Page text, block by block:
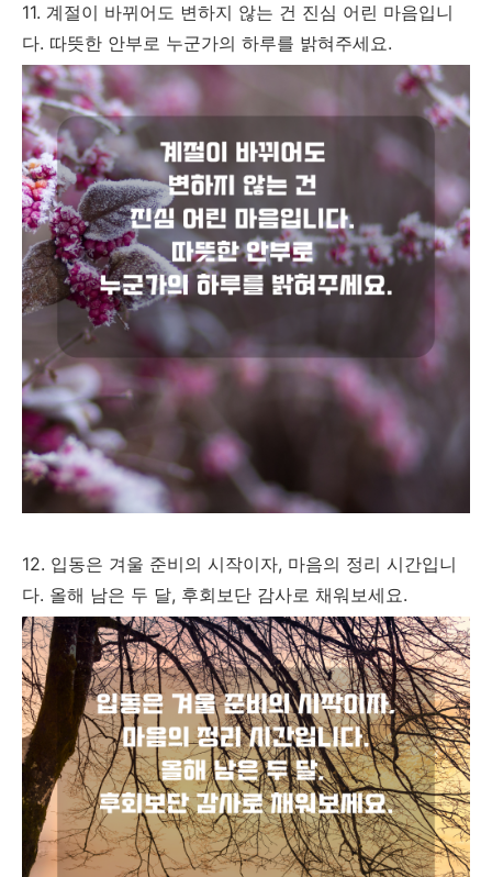
11. 계절이 바뀌어도 변하지 않는 건 진심 어린 마음입니
다. 따뜻한 안부로 누군가의 하루를 밝혀주세요.
12. 입동은 겨울 준비의 시작이자, 마음의 정리 시간입니
다. 올해 남은 두 달, 후회보단 감사로 채워보세요.